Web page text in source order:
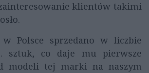
klientów takimi
w Polsce sprzedano w liczbie
sztuk, co daje mu pierwsze
modeli tej marki na naszym